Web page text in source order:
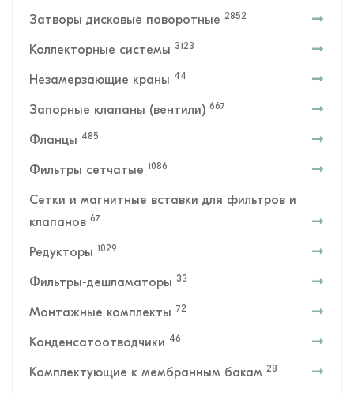
Затворы дисковые поворотные 2852
Коллекторные системы 3123
Незамерзающие краны 44
Запорные клапаны (вентили) 667
Фланцы 485
Фильтры сетчатые 1086
Сетки и магнитные вставки для фильтров и
клапанов 67
Редукторы 1029
Фильтры-дешламаторы 33
Монтажные комплекты 72
Конденсатоотводчики 46
Комплектующие к мембранным бакам 28